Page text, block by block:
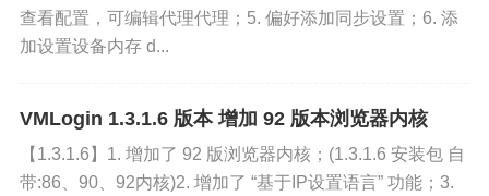
等了，失败返回。
查看配置，可编辑代理代理；5. 偏好添加同步设置；6. 添
加设置设备内存 d...
VMLogin 1.3.1.6 版本 增加 92 版本浏览器内核
【1.3.1.6】1. 增加了 92 版浏览器内核；(1.3.1.6 安装包 自
带:86、90、92内核)2. 增加了 “基于IP设置语言” 功能；3.